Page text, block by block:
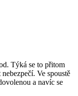
Týká se to přitom
Ve spoustě
a navíc se